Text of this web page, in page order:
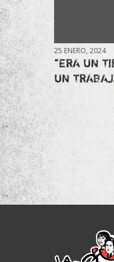
25 ENERO, 2024
“ERA UN
UN